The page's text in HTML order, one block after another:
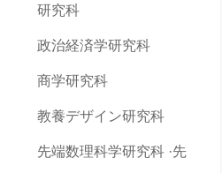
研究科
政治経済学研究科
商学研究科
教養デザイン研究科
先端数理科学研究科 ·先